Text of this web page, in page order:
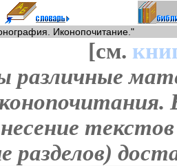
Иконопочитание."
[см.
различные
разделов)